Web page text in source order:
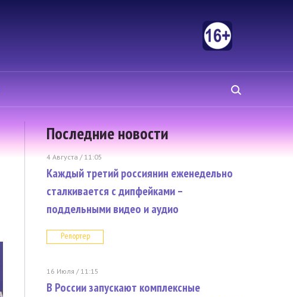
Последние новости
4 Августа / 11:05
Каждый третий россиянин еженедельно
сталкивается с дипфейками –
поддельными видео и аудио
Репортер
16 Июля / 11:15
В России запускают комплексные